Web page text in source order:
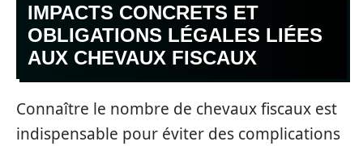
IMPACTS CONCRETS ET
OBLIGATIONS LÉGALES LIÉES
AUX CHEVAUX FISCAUX
Connaître le nombre de chevaux fiscaux est
indispensable pour éviter des complications